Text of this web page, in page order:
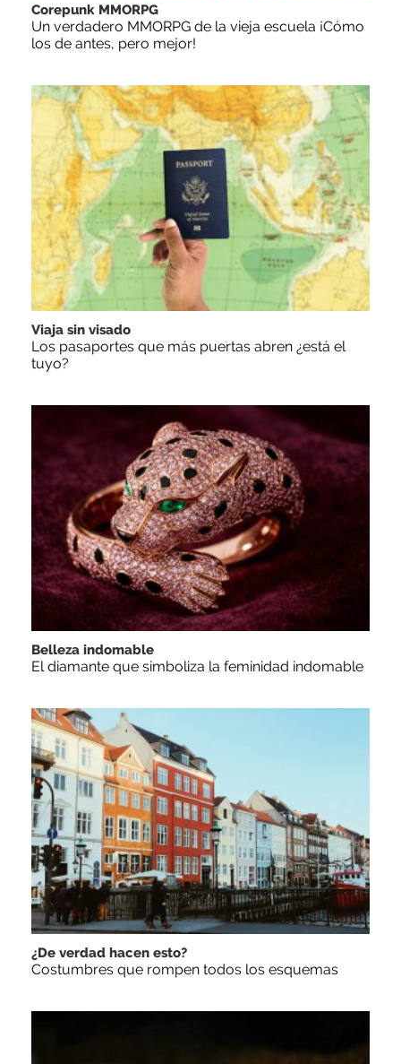
Corepunk MMORPG
Un verdadero MMORPG de la vieja escuela ¡Cómo
los de antes, pero mejor!
Viaja sin visado
Los pasaportes que más puertas abren ¿está el
tuyo?
Belleza indomable
El diamante que simboliza la feminidad indomable
¿De verdad hacen esto?
Costumbres que rompen todos los esquemas